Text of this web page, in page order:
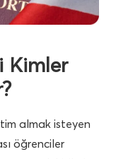
Kimler
almak isteyen
öğrenciler